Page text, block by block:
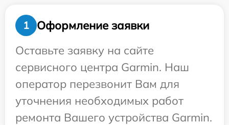
1
Оформление заявки
Оставьте заявку на сайте
сервисного центра Garmin. Наш
оператор перезвонит Вам для
уточнения необходимых работ
ремонта Вашего устройства Garmin.